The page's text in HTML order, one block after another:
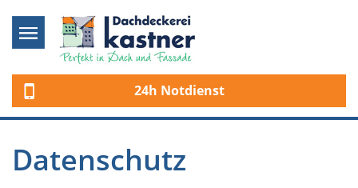
24h Notdienst
Datenschutz